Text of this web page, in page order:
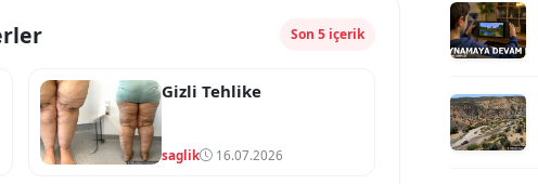
Son 5 içerik
Gizli Tehlike
saglik 16.07.2026